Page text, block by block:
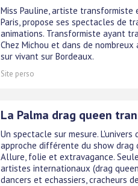
Miss Pauline, artiste transformiste
Paris, propose ses spectacles de
animations. Transformiste ayant
Chez Michou et dans de
sur vivant sur Bordeaux.
Site perso
La Palma drag queen
Un spectacle sur mesure. L'univers
approche différente du show drag
Allure, folie et extravagance.
artistes internationaux (drag
dancers et echassiers, cracheurs